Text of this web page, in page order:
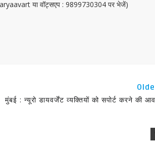
या वॉट्सएप : 9899730304 पर भेजें)
मुंबई : न्यूरो डायवर्जेंट व्यक्तियों को सपोर्ट करने की